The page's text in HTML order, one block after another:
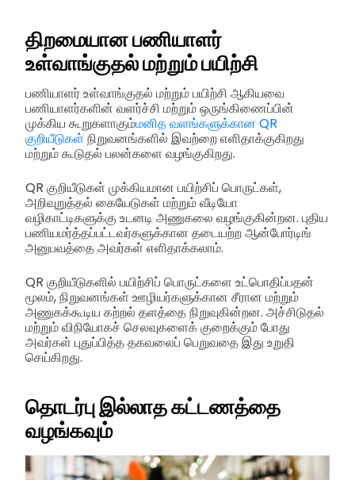
திறமையான பணியாளர்
உள்வாங்குதல் மற்றும் பயிற்சி
பணியாளர் உள்வாங்குதல் மற்றும் பயிற்சி ஆகியவை
பணியாளர்களின் வளர்ச்சி மற்றும் ஒருங்கிணைப்பின்
முக்கிய கூறுகளாகும்மனித வளங்களுக்கான QR
குறியீடுகள் நிறுவனங்களில் இவற்றை எளிதாக்குகிறது
மற்றும் கூடுதல் பலன்களை வழங்குகிறது.
QR குறியீடுகள் முக்கியமான பயிற்சிப் பொருட்கள்,
அறிவுறுத்தல் கையேடுகள் மற்றும் வீடியோ
வழிகாட்டிகளுக்கு உடனடி அணுகலை வழங்குகின்றன. புதிய
பணியமர்த்தப்பட்டவர்களுக்கான தடையற்ற ஆன்போர்டிங்
அனுபவத்தை அவர்கள் எளிதாக்கலாம்.
QR குறியீடுகளில் பயிற்சிப் பொருட்களை உட்பொதிப்பதன்
மூலம், நிறுவனங்கள் ஊழியர்களுக்கான சீரான மற்றும்
அணுகக்கூடிய கற்றல் தளத்தை நிறுவுகின்றன. அச்சிடுதல்
மற்றும் விநியோகச் செலவுகளைக் குறைக்கும் போது
அவர்கள் புதுப்பித்த தகவலைப் பெறுவதை இது உறுதி
செய்கிறது.
தொடர்பு இல்லாத கட்டணத்தை
வழங்கவும்